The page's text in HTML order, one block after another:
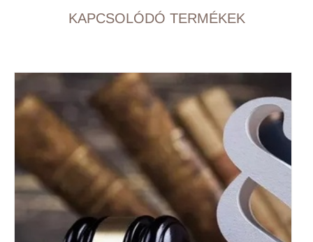
KAPCSOLÓDÓ TERMÉKEK